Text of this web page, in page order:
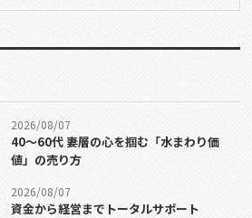
2026/08/07
40〜60代 妻層の心を掴む「水まわり価
値」の売り方
2026/08/07
資金から経営までトータルサポート